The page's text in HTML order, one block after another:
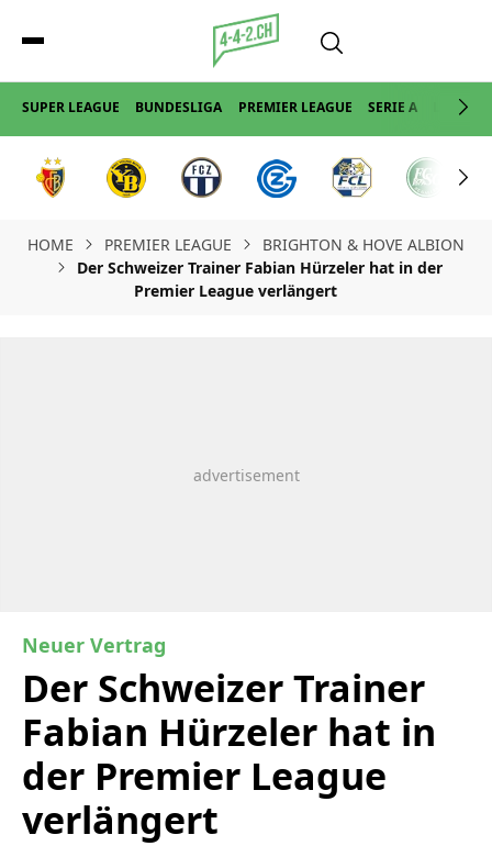
SUPER LEAGUE BUNDESLIGA PREMIER LEAGUE SERIE A LA LIGA
HOME PREMIER LEAGUE
BRIGHTON & HOVE ALBION
Der Schweizer Trainer Fabian Hürzeler hat in der
Premier League verlängert
Neuer Vertrag
Der Schweizer Trainer
Fabian Hürzeler hat in
der Premier League
verlängert